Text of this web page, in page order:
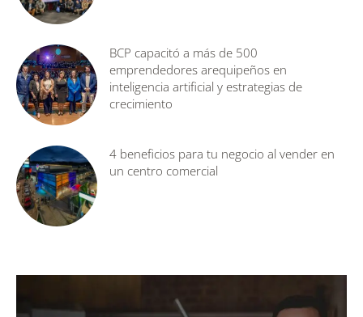
BCP capacitó a más de 500
emprendedores arequipeños en
inteligencia artificial y estrategias de
crecimiento
4 beneficios para tu negocio al vender en
un centro comercial